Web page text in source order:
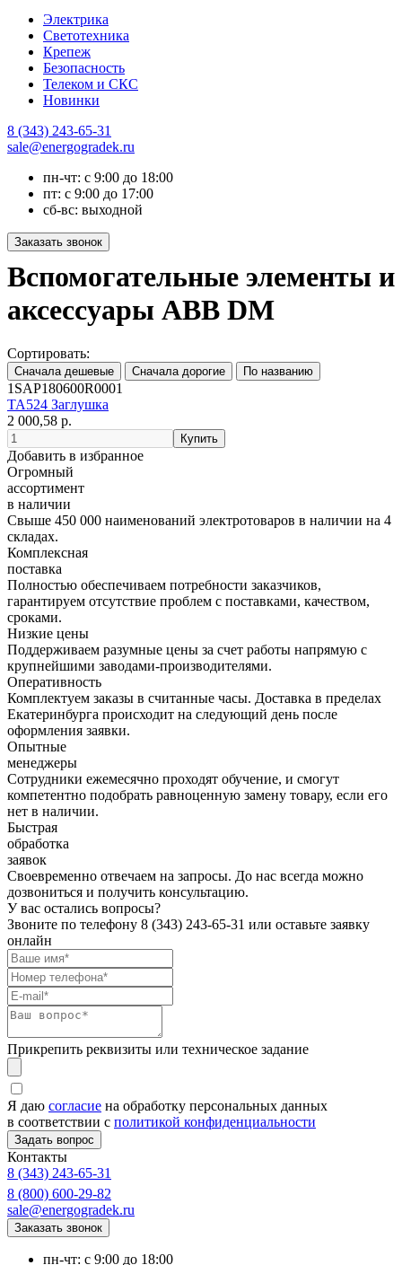
Электрика
Светотехника
Крепеж
Безопасность
Телеком и СКС
Новинки
8 (343) 243-65-31
sale@energogradek.ru
пн-чт: с 9:00 до 18:00
пт: с 9:00 до 17:00
сб-вс: выходной
Вспомогательные элементы и
аксессуары ABB DM
Сортировать:
1SAP180600R0001
ТА524 Заглушка
2 000,58 р.
Добавить в избранное
Огромный
ассортимент
в наличии
Свыше 450 000 наименований электротоваров в наличии на 4
складах.
Комплексная
поставка
Полностью обеспечиваем потребности заказчиков,
гарантируем отсутствие проблем с поставками, качеством,
сроками.
Низкие цены
Поддерживаем разумные цены за счет работы напрямую с
крупнейшими заводами-производителями.
Оперативность
Комплектуем заказы в считанные часы. Доставка в пределах
Екатеринбурга происходит на следующий день после
оформления заявки.
Опытные
менеджеры
Сотрудники ежемесячно проходят обучение, и смогут
компетентно подобрать равноценную замену товару, если его
нет в наличии.
Быстрая
обработка
заявок
Своевременно отвечаем на запросы. До нас всегда можно
дозвониться и получить консультацию.
У вас остались вопросы?
Звоните по телефону 8 (343) 243-65-31 или оставьте заявку
онлайн
Прикрепить реквизиты или техническое задание
Я даю согласие на обработку персональных данных
в соответствии с политикой конфиденциальности
Контакты
8 (343) 243-65-31
8 (800) 600-29-82
sale@energogradek.ru
пн-чт: с 9:00 до 18:00